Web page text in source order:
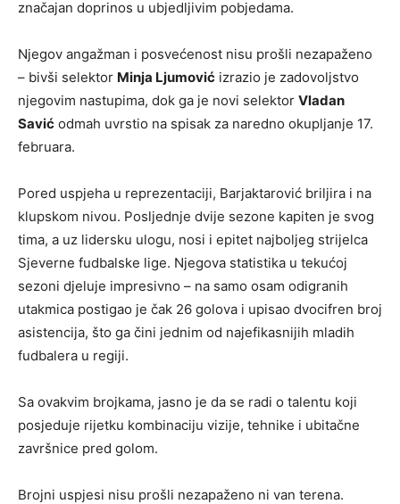
značajan doprinos u ubjedljivim pobjedama.
Njegov angažman i posvećenost nisu prošli nezapaženo
– bivši selektor Minja Ljumović izrazio je zadovoljstvo
njegovim nastupima, dok ga je novi selektor Vladan
Savić odmah uvrstio na spisak za naredno okupljanje 17.
februara.
Pored uspjeha u reprezentaciji, Barjaktarović briljira i na
klupskom nivou. Posljednje dvije sezone kapiten je svog
tima, a uz lidersku ulogu, nosi i epitet najboljeg strijelca
Sjeverne fudbalske lige. Njegova statistika u tekućoj
sezoni djeluje impresivno – na samo osam odigranih
utakmica postigao je čak 26 golova i upisao dvocifren broj
asistencija, što ga čini jednim od najefikasnijih mladih
fudbalera u regiji.
Sa ovakvim brojkama, jasno je da se radi o talentu koji
posjeduje rijetku kombinaciju vizije, tehnike i ubitačne
završnice pred golom.
Brojni uspjesi nisu prošli nezapaženo ni van terena.